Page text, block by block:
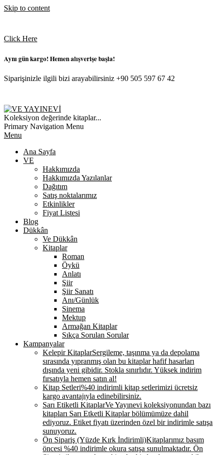
Skip to content
Click Here
Aynı gün kargo! Hemen alışverişe başla!
Siparişinizle ilgili bizi arayabilirsiniz +90 505 597 67 42
VE
YAYINEVI
Koleksiyon değerinde kitaplar...
Primary Navigation Menu
Menu
Ana Sayfa
VE
Hakkımızda
Hakkımızda Yazılanlar
Dağıtım
Satış noktalarımız
Etkinlikler
Fiyat Listesi
Blog
Dükkân
Ve Dükkân
Kitaplar
Roman
Öykü
Anlatı
Şiir
Şiir Sanatı
Anı/Günlük
Sinema
Mektup
Armağan Kitaplar
Sıkça Sorulan Sorular
Kampanyalar
Kelepir KitaplarSergileme, taşınma ya da depolama
sırasında yıpranmış olan bu kitaplar hafif hasarları
dışında yeni gibidir. Stokla sınırlıdır. Yüksek indirim
fırsatıyla hemen satın al!
Kitap Setleri%40 indirimli kitap setlerimizi ücretsiz
kargo avantajıyla edinebilirsiniz.
Sarı Etiketli KitaplarVe Yayınevi koleksiyonundan bazı
kitapları Sarı Etketli Kitaplar bölümümüze dahil
ediyoruz. Etiket fiyatı üzerinden özel bir indirimle satışa
sunuyoruz.
Ön Sipariş (Yüzde Kırk İndirimli)Kitaplarımız basım
öncesi %40 indirimle okura satışa sunulmaktadır. Ön